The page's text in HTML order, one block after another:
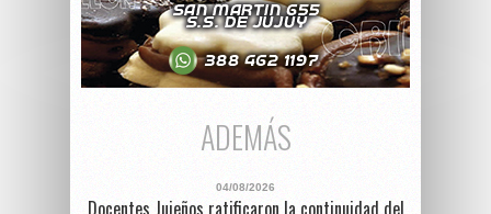
ADEMÁS
04/08/2026